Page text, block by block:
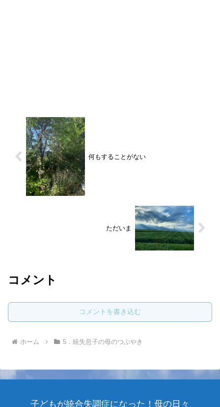
何もすることがない
ただいま
コメント
コメントを書き込む
ホーム 5．統失息子の母のつぶやき
子どもが統合失調症になった！母の日々